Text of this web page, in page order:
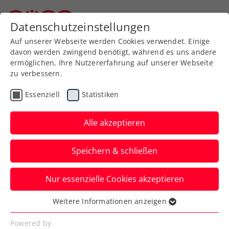
Zurück zur Newsübersicht
Verbands-Info
NÖTV
Mitgliederversammlung
2025
Ein neues Format soll 2025 mehr
Vereinsvertreter zum Besuch der
Mitgliederversammlung motivieren. Ein
abwechslungsreiches Programm wurde
zusammengestellt - Details finden sie hier
Datenschutzeinstellungen
Auf unserer Webseite werden Cookies verwendet. Einige
davon werden zwingend benötigt, während es uns andere
ermöglichen, Ihre Nutzererfahrung auf unserer Webseite
zu verbessern.
Essenziell Statistiken
Alle akzeptieren
Speichern & schließen
Nur essenzielle Cookies akzeptieren
Essenziell
Essenzielle Cookies werden für grundlegende
Weitere Informationen anzeigen
Powered by